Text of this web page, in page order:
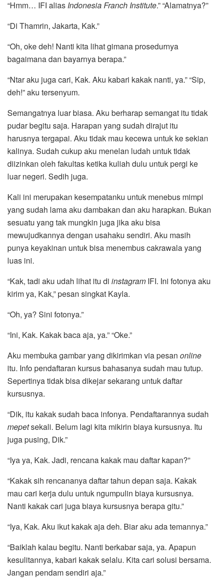
“Hmm… IFI alias Indonesia Franch Institute.” “Alamatnya?”
“Di Thamrin, Jakarta, Kak.”
“Oh, oke deh! Nanti kita lihat gimana prosedurnya
bagaimana dan bayarnya berapa.”
“Ntar aku juga cari, Kak. Aku kabari kakak nanti, ya.” “Sip,
deh!” aku tersenyum.
Semangatnya luar biasa. Aku berharap semangat itu tidak
pudar begitu saja. Harapan yang sudah dirajut itu
harusnya tergapai. Aku tidak mau kecewa untuk ke sekian
kalinya. Sudah cukup aku menelan ludah untuk tidak
diizinkan oleh fakultas ketika kuliah dulu untuk pergi ke
luar negeri. Sedih juga.
Kali ini merupakan kesempatanku untuk menebus mimpi
yang sudah lama aku dambakan dan aku harapkan. Bukan
sesuatu yang tak mungkin juga jika aku bisa
mewujudkannya dengan usahaku sendiri. Aku masih
punya keyakinan untuk bisa menembus cakrawala yang
luas ini.
“Kak, tadi aku udah lihat itu di instagram IFI. Ini fotonya aku
kirim ya, Kak,” pesan singkat Kayla.
“Oh, ya? Sini fotonya.”
“Ini, Kak. Kakak baca aja, ya.” “Oke.”
Aku membuka gambar yang dikirimkan via pesan online
itu. Info pendaftaran kursus bahasanya sudah mau tutup.
Sepertinya tidak bisa dikejar sekarang untuk daftar
kursusnya.
“Dik, itu kakak sudah baca infonya. Pendaftarannya sudah
mepetsekali. Belum lagi kita mikirin biaya kursusnya. Itu
juga pusing, Dik.”
“Iya ya, Kak. Jadi, rencana kakak mau daftar kapan?”
“Kakak sih rencananya daftar tahun depan saja. Kakak
mau cari kerja dulu untuk ngumpulin biaya kursusnya.
Nanti kakak cari juga biaya kursusnya berapa gitu.”
“Iya, Kak. Aku ikut kakak aja deh. Biar aku ada temannya.”
“Baiklah kalau begitu. Nanti berkabar saja, ya. Apapun
kesulitannya, kabari kakak selalu. Kita cari solusi bersama.
Jangan pendam sendiri aja.”